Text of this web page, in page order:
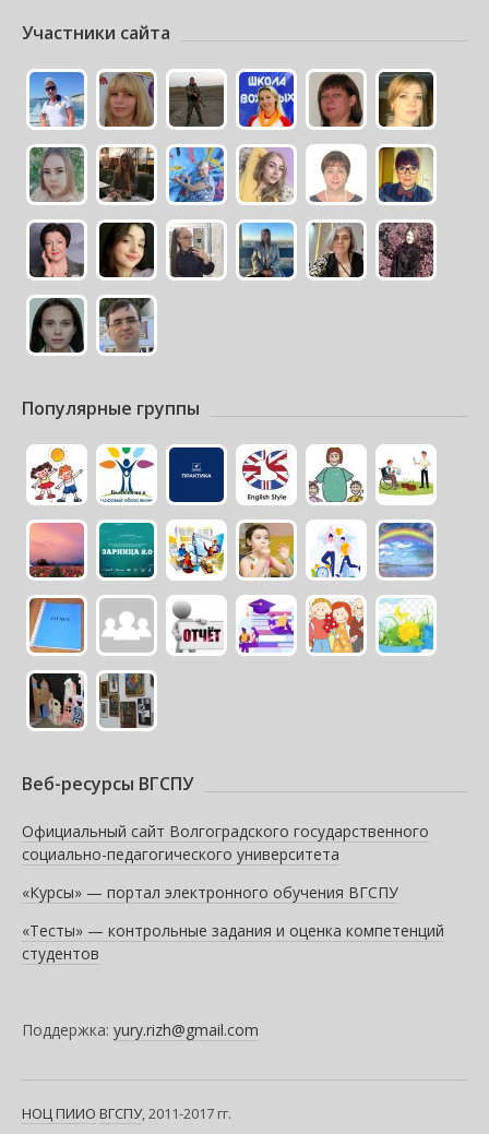
Участники сайта
Популярные группы
Веб-ресурсы ВГСПУ
Официальный сайт Волгоградского государственного
социально-педагогического университета
«Курсы» — портал электронного обучения ВГСПУ
«Тесты» — контрольные задания и оценка компетенций
студентов
Поддержка: yury.rizh@gmail.com
НОЦ ПИИО ВГСПУ, 2011-2017 гг.